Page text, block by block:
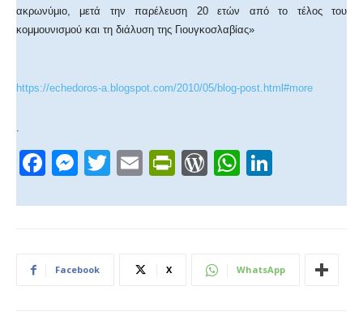
ακρωνύμιο, μετά την παρέλευση 20 ετών από το τέλος του
κομμουνισμού και τη διάλυση της Γιουγκοσλαβίας»
https://echedoros-a.blogspot.com/2010/05/blog-post.html#more
.
F
c
b
M
ss
n
T
tt
E
ail
Pr
tF
W
d
e
W
at
A
k
dI
Facebook X WhatsApp